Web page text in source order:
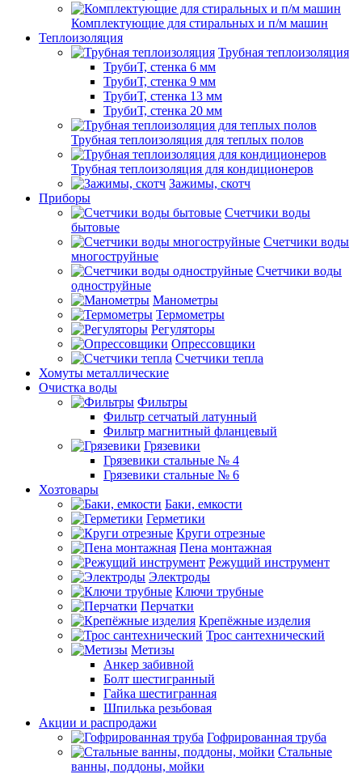
Комплектующие для стиральных и п/м машин
Теплоизоляция
Трубная теплоизоляция
ТрубиТ, стенка 6 мм
ТрубиТ, стенка 9 мм
ТрубиТ, стенка 13 мм
ТрубиТ, стенка 20 мм
Трубная теплоизоляция для теплых полов
Трубная теплоизоляция для кондиционеров
Зажимы, скотч
Приборы
Счетчики воды
бытовые
Счетчики воды
многоструйные
Счетчики воды
одноструйные
Манометры
Термометры
Регуляторы
Опрессовщики
Счетчики тепла
Хомуты металлические
Очистка воды
Фильтры
Фильтр сетчатый латунный
Фильтр магнитный фланцевый
Грязевики
Грязевики стальные № 4
Грязевики стальные № 6
Хозтовары
Баки, емкости
Герметики
Круги отрезные
Пена монтажная
Режущий инструмент
Электроды
Ключи трубные
Перчатки
Крепёжные изделия
Трос сантехнический
Метизы
Анкер забивной
Болт шестигранный
Гайка шестигранная
Шпилька резьбовая
Акции и распродажи
Гофрированная труба
Стальные
ванны, поддоны, мойки